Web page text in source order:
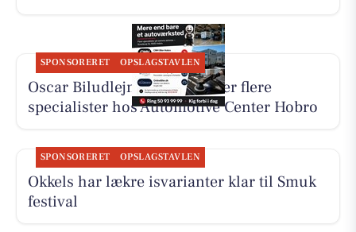
SPONSORERET OPSLAGSTAVLEN
Oscar Biludlejning fremhæver flere
specialister hos Automotive Center Hobro
SPONSORERET OPSLAGSTAVLEN
Okkels har lækre isvarianter klar til Smuk
festival